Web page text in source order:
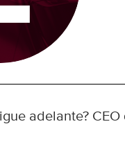
adelante?